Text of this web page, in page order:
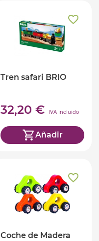
Tren safari BRIO
32,20 € IVA incluido
Añadir
Coche de Madera